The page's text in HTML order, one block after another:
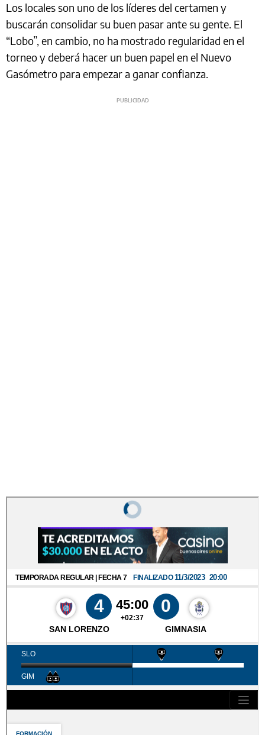
Los locales son uno de los líderes del certamen y
buscarán consolidar su buen pasar ante su gente. El
“Lobo”, en cambio, no ha mostrado regularidad en el
torneo y deberá hacer un buen papel en el Nuevo
Gasómetro para empezar a ganar confianza.